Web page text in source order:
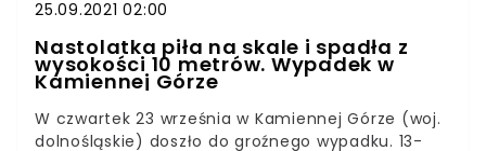
25.09.2021 02:00
Nastolatka piła na skale i spadła z
wysokości 10 metrów. Wypadek w
Kamiennej Górze
W czwartek 23 września w Kamiennej Górze (woj.
dolnośląskie) doszło do groźnego wypadku. 13-